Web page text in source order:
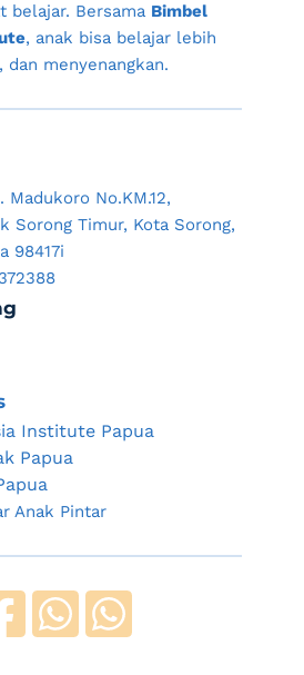
belajar. Bersama Bimbel
, anak bisa belajar lebih
dan menyenangkan.
Madukoro No.KM.12,
Sorong Timur, Kota Sorong,
98417i
Institute Papua
Papua
Anak Pintar